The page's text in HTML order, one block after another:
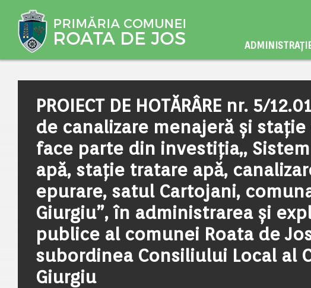
PROIECT DE HOTĂRÂRE nr. 5/
de canalizare menajeră și
face parte din investiția,,
apă, stație tratare apă,
epurare, satul Cartojani,
Giurgiu”, în administrarea și
publice al comunei Roata de
subordinea Consiliului Local al
Giurgiu